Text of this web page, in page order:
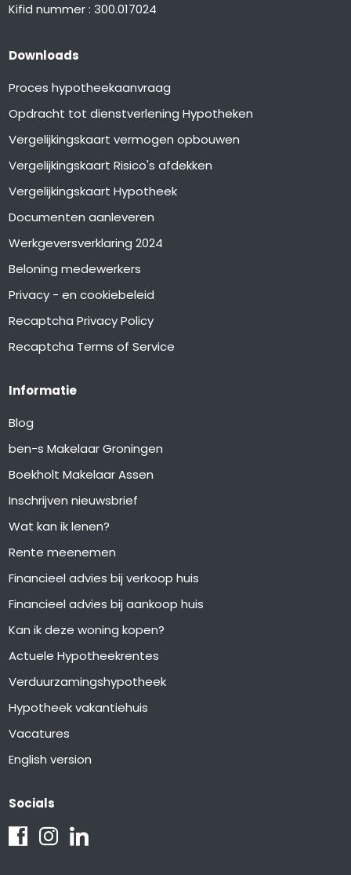
Kifid nummer : 300.017024
Downloads
Proces hypotheekaanvraag
Opdracht tot dienstverlening Hypotheken
Vergelijkingskaart vermogen opbouwen
Vergelijkingskaart Risico's afdekken
Vergelijkingskaart Hypotheek
Documenten aanleveren
Werkgeversverklaring 2024
Beloning medewerkers
Privacy - en cookiebeleid
Recaptcha Privacy Policy
Recaptcha Terms of Service
Informatie
Blog
ben-s Makelaar Groningen
Boekholt Makelaar Assen
Inschrijven nieuwsbrief
Wat kan ik lenen?
Rente meenemen
Financieel advies bij verkoop huis
Financieel advies bij aankoop huis
Kan ik deze woning kopen?
Actuele Hypotheekrentes
Verduurzamingshypotheek
Hypotheek vakantiehuis
Vacatures
English version
Socials